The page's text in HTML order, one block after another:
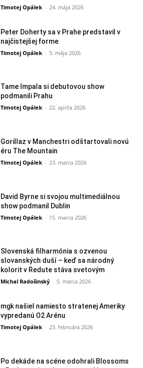
Timotej Opálek - 24. mája 2026
Peter Doherty sa v Prahe predstavil v
najčistejšej forme
Timotej Opálek - 5. mája 2026
Tame Impala si debutovou show
podmanili Prahu
Timotej Opálek - 22. apríla 2026
Gorillaz v Manchestri odštartovali novú
éru The Mountain
Timotej Opálek - 23. marca 2026
David Byrne si svojou multimediálnou
show podmanil Dublin
Timotej Opálek - 15. marca 2026
Slovenská filharmónia s ozvenou
slovanských duší – keď sa národný
kolorit v Redute stáva svetovým
Michal Radošinský - 5. marca 2026
mgk našiel namiesto stratenej Ameriky
vypredanú O2 Arénu
Timotej Opálek - 23. februára 2026
Po dekáde na scéne odohrali Blossoms